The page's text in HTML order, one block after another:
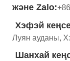
және Zalo:
Хэфэй
Луян ауданы,
Шанхай